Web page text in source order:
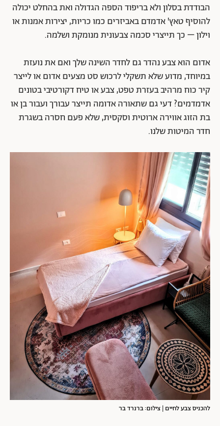
הבודדת בסלון ולא בריפוד הספה הגדולה ואת בהחלט יכולה
להוסיף טאץ' אדמדם באביזרים כמו כריות, יצירות אמנות או
וילון – כך תייצרי סכמה צבעונית מנומקת ושלמה.
אדום הוא צבע נהדר גם לחדר השינה שלך ואם את נועזת
במיוחד, מדוע שלא תשקלי לרכוש סט מצעים אדום או לייצר
קיר כוח מרהיב בעזרת טפט, צבע או טיח דקורטיבי בטונים
אדמדמים? דעי גם שתאורה אדומה תייצר עבורך ועבור בן או
בת הזוג אווירה ארוטית וסקסית, שלא פעם חסרה בשגרת
חדר המיטות שלנו.
להכניס צבע לחיים | צילום: ברנרד בר